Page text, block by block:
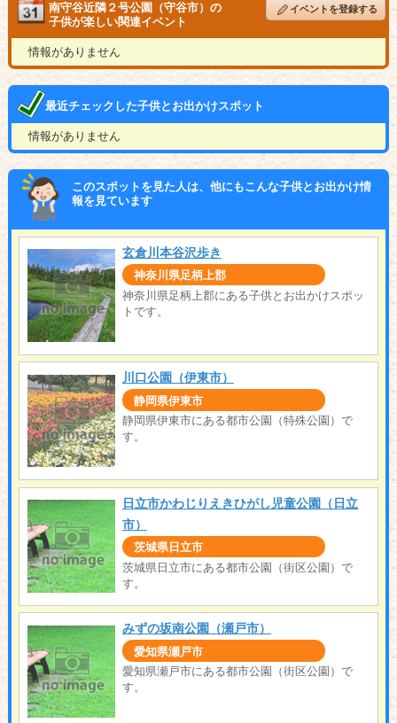
南守谷近隣２号公園（守谷市）の
子供が楽しい関連イベント
イベントを登録する
情報がありません
最近チェックした子供とお出かけスポット
情報がありません
このスポットを見た人は、他にもこんな子供とお出かけ情
報を見ています
玄倉川本谷沢歩き
神奈川県足柄上郡
神奈川県足柄上郡にある子供とお出かけスポッ
トです。
川口公園（伊東市）
静岡県伊東市
静岡県伊東市にある都市公園（特殊公園）で
す。
日立市かわじりえきひがし児童公園（日立
市）
茨城県日立市
茨城県日立市にある都市公園（街区公園）で
す。
みずの坂南公園（瀬戸市）
愛知県瀬戸市
愛知県瀬戸市にある都市公園（街区公園）で
す。